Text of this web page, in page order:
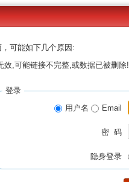
可能如下几个原因:
,可能链接不完整,或数据已被删除!
登录
用户名
Email
密 码
隐身登录